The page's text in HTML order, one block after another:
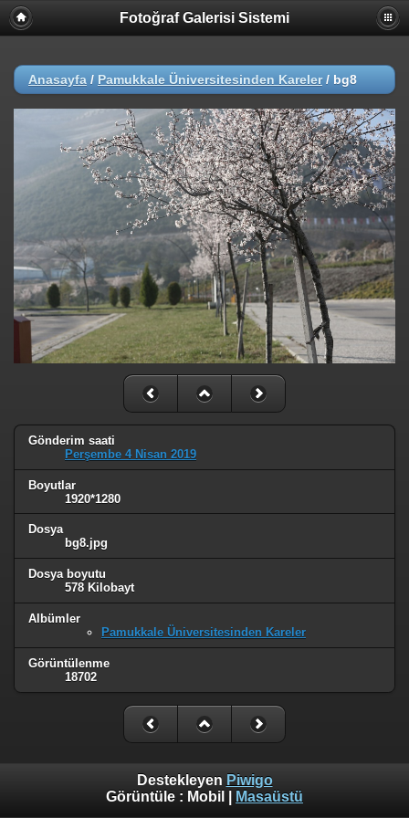
Fotoğraf Galerisi Sistemi
Anasayfa / Pamukkale Üniversitesinden Kareler/ bg8
Gönderim saati
Perşembe 4 Nisan 2019
Boyutlar
1920*1280
Dosya
bg8.jpg
Dosya boyutu
578 Kilobayt
Albümler
Pamukkale Üniversitesinden Kareler
Görüntülenme
18702
Destekleyen Piwigo
Görüntüle : Mobil Masaüstü